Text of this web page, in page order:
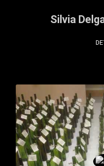
Silvia